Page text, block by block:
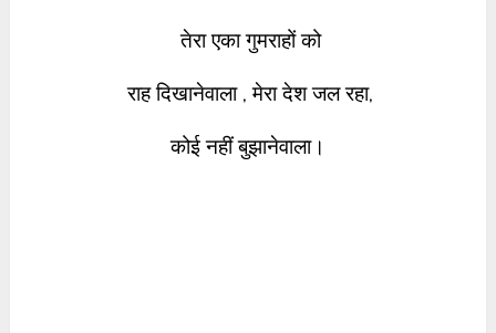
तेरा एका गुमराहों को
राह दिखानेवाला ,मेरा देश जल रहा,
कोई नहीं बुझानेवाला।